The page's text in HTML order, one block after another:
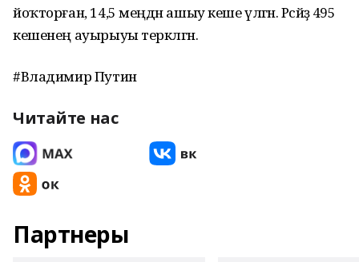
йоҡторған, 14,5 меңдән ашыу кеше үлгән. Рәсәйҙә 495
кешенең ауырыуы теркәлгән.
#Владимир Путин
Читайте нас
Партнеры